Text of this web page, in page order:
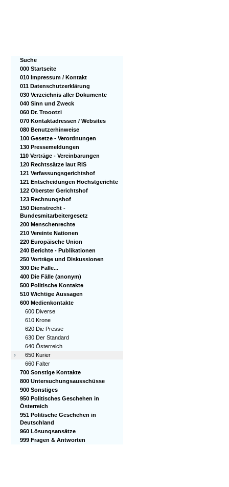
Suche
000 Startseite
010 Impressum / Kontakt
011 Datenschutzerklärung
030 Verzeichnis aller Dokumente
040 Sinn und Zweck
060 Dr. Troootzi
070 Kontaktadressen / Websites
080 Benutzerhinweise
100 Gesetze - Verordnungen
130 Pressemeldungen
110 Verträge - Vereinbarungen
120 Rechtssätze laut RIS
121 Verfassungsgerichtshof
121 Entscheidungen Höchstgerichte
122 Oberster Gerichtshof
123 Rechnungshof
150 Dienstrecht -
Bundesmitarbeitergesetz
200 Menschenrechte
210 Vereinte Nationen
220 Europäische Union
240 Berichte - Publikationen
250 Vorträge und Diskussionen
300 Die Fälle...
400 Die Fälle (anonym)
500 Politische Kontakte
510 Wichtige Aussagen
600 Medienkontakte
600 Diverse
610 Krone
620 Die Presse
630 Der Standard
640 Österreich
›
650 Kurier
660 Falter
700 Sonstige Kontakte
800 Untersuchungsausschüsse
900 Sonstiges
950 Politisches Geschehen in
Österreich
951 Politische Geschehen in
Deutschland
960 Lösungsansätze
999 Fragen & Antworten